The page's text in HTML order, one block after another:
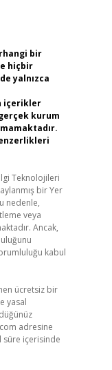
bir
hiçbir
yalnızca
içerikler
kurum
Teknolojileri
bir Yer
nedenle,
veya
Ancak,
kabul
ücretsiz bir
yasal
adresine
süre içerisinde